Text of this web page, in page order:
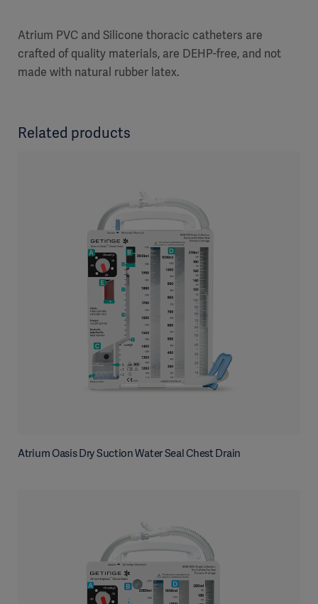
Atrium PVC and Silicone thoracic catheters are
crafted of quality materials, are DEHP-free, and not
made with natural rubber latex.
Related products
Atrium Oasis Dry Suction Water Seal Chest Drain